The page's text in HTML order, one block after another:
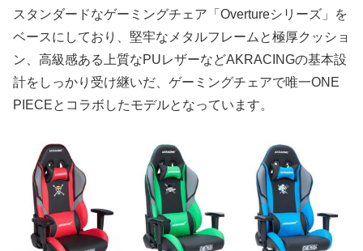
スタンダードなゲーミングチェア「Overtureシリーズ」を
ベースにしており、堅牢なメタルフレームと極厚クッショ
ン、高級感ある上質なPUレザーなどAKRACINGの基本設
計をしっかり受け継いだ、ゲーミングチェアで唯一ONE
PIECEとコラボしたモデルとなっています。